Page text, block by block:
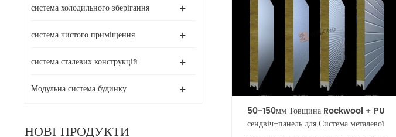
система холодильного зберігання
система чистого приміщення
система сталевих конструкцій
Модульна система будинку
НОВІ ПРОДУКТИ
50-150мм Товщина Rockwool + PU
сендвіч-панель для Система металевої